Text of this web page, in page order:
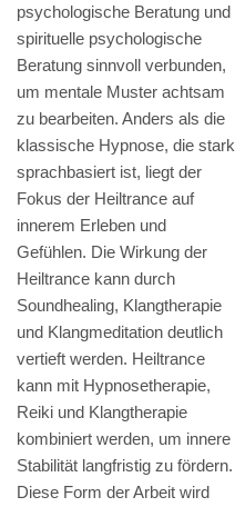
psychologische Beratung und
spirituelle psychologische
Beratung sinnvoll verbunden,
um mentale Muster achtsam
zu bearbeiten. Anders als die
klassische Hypnose, die stark
sprachbasiert ist, liegt der
Fokus der Heiltrance auf
innerem Erleben und
Gefühlen. Die Wirkung der
Heiltrance kann durch
Soundhealing, Klangtherapie
und Klangmeditation deutlich
vertieft werden. Heiltrance
kann mit Hypnosetherapie,
Reiki und Klangtherapie
kombiniert werden, um innere
Stabilität langfristig zu fördern.
Diese Form der Arbeit wird